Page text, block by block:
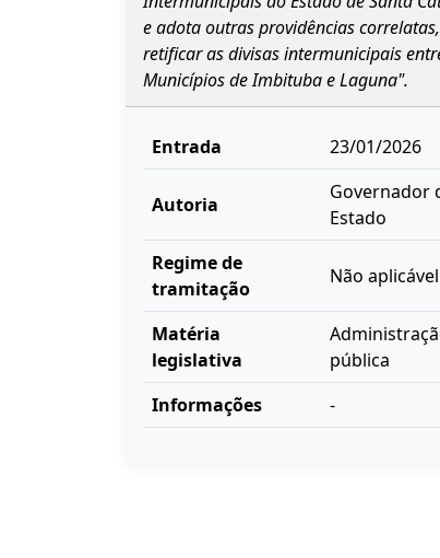
e adota outras providências
retificar as divisas intermunicipais
Municípios de Imbituba e Laguna".
Entrada 23/01/2026
Autoria
Governador
Estado
Regime de
tramitação
Não aplicável
Matéria
legislativa
pública
Informações
-